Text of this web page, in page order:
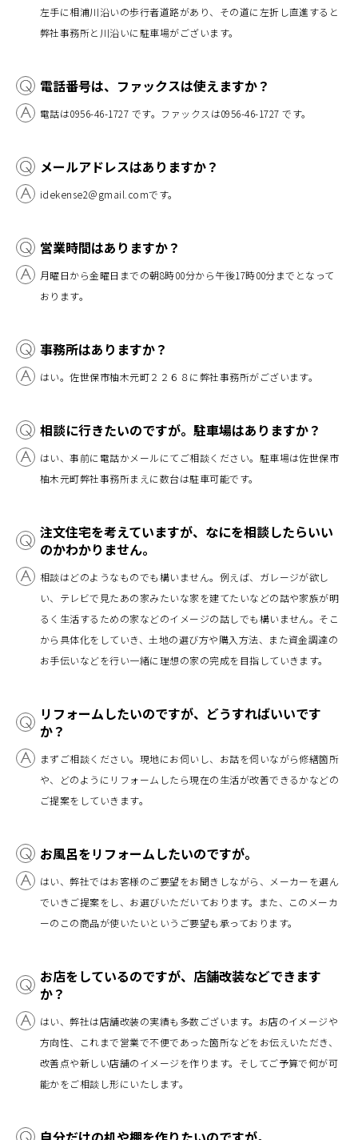
左手に相浦川沿いの歩行者道路があり、その道に左折し直進すると
弊社事務所と川沿いに駐車場がございます。
電話番号は、ファックスは使えますか？
電話は0956-46-1727 です。ファックスは0956-46-1727 です。
メールアドレスはありますか？
idekense2＠gmail.comです。
営業時間はありますか？
月曜日から金曜日までの朝8時00分から午後17時00分までとなって
おります。
事務所はありますか？
はい。佐世保市柚木元町２２６８に弊社事務所がございます。
相談に行きたいのですが。駐車場はありますか？
はい、事前に電話かメールにてご相談ください。駐車場は佐世保市
柚木元町弊社事務所まえに数台は駐車可能です。
注文住宅を考えていますが、なにを相談したらいい
のかわかりません。
相談はどのようなものでも構いません。例えば、ガレージが欲し
い、テレビで見たあの家みたいな家を建てたいなどの話や家族が明
るく生活するための家などのイメージの話しでも構いません。そこ
から具体化をしていき、土地の選び方や購入方法、また資金調達の
お手伝いなどを行い一緒に理想の家の完成を目指していきます。
リフォームしたいのですが、どうすればいいです
か？
まずご相談ください。現地にお伺いし、お話を伺いながら修繕箇所
や、どのようにリフォームしたら現在の生活が改善できるかなどの
ご提案をしていきます。
お風呂をリフォームしたいのですが。
はい、弊社ではお客様のご要望をお聞きしながら、メーカーを選ん
でいきご提案をし、お選びいただいております。また、このメーカ
ーのこの商品が使いたいというご要望も承っております。
お店をしているのですが、店舗改装などできます
か？
はい、弊社は店舗改装の実績も多数ございます。お店のイメージや
方向性、これまで営業で不便であった箇所などをお伝えいただき、
改善点や新しい店舗のイメージを作ります。そしてご予算で何が可
能かをご相談し形にいたします。